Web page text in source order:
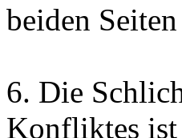
beiden
6. Die
Konfliktes ist